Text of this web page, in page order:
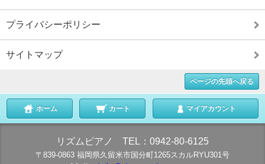
プライバシーポリシー
サイトマップ
ページの先頭へ戻る
ホーム カート マイアカウント
リズムピアノ TEL：0942-80-6125
〒839-0863 福岡県久留米市国分町1265スカルRYU301号